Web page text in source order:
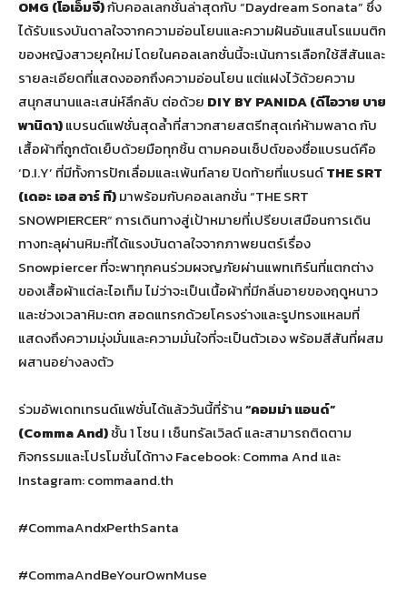
OMG (โอเอ็มจี)กับคอลเลกชั่นล่าสุดกับ “Daydream Sonata” ซึ่ง
ได้รับแรงบันดาลใจจากความอ่อนโยนและความฝันอันแสนโรแมนติก
ของหญิงสาวยุคใหม่ โดยในคอลเลกชั่นนี้จะเน้นการเลือกใช้สีสันและ
รายละเอียดที่แสดงออกถึงความอ่อนโยน แต่แฝงไว้ด้วยความ
สนุกสนานและเสน่ห์ลึกลับ ต่อด้วย DIY BY PANIDA (ดีไอวาย บาย
พานิดา)แบรนด์แฟชั่นสุดล้ำที่สาวกสายสตรีทสุดเก๋ห้ามพลาด กับ
เสื้อผ้าที่ถูกตัดเย็บด้วยมือทุกชิ้น ตามคอนเซ็ปต์ของชื่อแบรนด์คือ
‘D.I.Y’ ที่มีทั้งการปักเลื่อมและเพ้นท์ลาย ปิดท้ายที่แบรนด์THE SRT
(เดอะ เอส อาร์ ที)มาพร้อมกับคอลเลกชั่น “THE SRT
SNOWPIERCER“ การเดินทางสู่เป้าหมายที่เปรียบเสมือนการเดิน
ทางทะลุผ่านหิมะที่ได้แรงบันดาลใจจากภาพยนตร์เรื่อง
Snowpiercer ที่จะพาทุกคนร่วมผจญภัยผ่านแพทเทิร์นที่แตกต่าง
ของเสื้อผ้าแต่ละไอเท็ม ไม่ว่าจะเป็นเนื้อผ้าที่มีกลิ่นอายของฤดูหนาว
และช่วงเวลาหิมะตก สอดแทรกด้วยโครงร่างและรูปทรงแหลมที่
แสดงถึงความมุ่งมั่นและความมั่นใจที่จะเป็นตัวเอง พร้อมสีสันที่ผสม
ผสานอย่างลงตัว
ร่วมอัพเดทเทรนด์แฟชั่นได้แล้ววันนี้ที่ร้าน“คอมม่า แอนด์”
(Comma And)ชั้น 1 โซน I เซ็นทรัลเวิลด์ และสามารถติดตาม
กิจกรรมและโปรโมชั่นได้ทาง Facebook: Comma And และ
Instagram: commaand.th
#CommaAndxPerthSanta
#CommaAndBeYourOwnMuse